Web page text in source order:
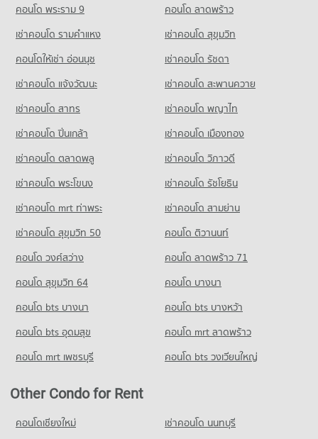
0 properties for rent
Condo for Sale near Ramkhamhaeng 106
2 properties for sale
Condo Ramkhamhaeng 129/4
PROJECT_COUNT
Condo for Rent near Ramkhamhaeng 129/4
3 properties for sale
Condo Ramkhamhaeng 108
PROJECT_COUNT
Condo for Rent near Ramkhamhaeng 108
2 properties for rent
Condo for Sale near Ramkhamhaeng 108
Condo Ramkhamhaeng 100
Condo for Rent near Ramkhamhaeng 100
0 properties for rent
2 properties for sale
Condo Ramkhamhaeng 110
คอนโด พระราม 9
คอนโด ลาดพร้าว
เช่าคอนโด รามคําแหง
เช่าคอนโด สุขุมวิท
คอนโดให้เช่า อ่อนนุช
เช่าคอนโด รัชดา
เช่าคอนโด แจ้งวัฒนะ
เช่าคอนโด สะพานควาย
เช่าคอนโด สาทร
เช่าคอนโด พญาไท
เช่าคอนโด ปิ่นเกล้า
เช่าคอนโด เมืองทอง
เช่าคอนโด ตลาดพลู
เช่าคอนโด วิภาวดี
เช่าคอนโด พระโขนง
เช่าคอนโด รัชโยธิน
เช่าคอนโด mrt ท่าพระ
เช่าคอนโด สามย่าน
เช่าคอนโด สุขุมวิท 50
คอนโด ติวานนท์
คอนโด วงศ์สว่าง
คอนโด ลาดพร้าว 71
คอนโด สุขุมวิท 64
คอนโด บางนา
คอนโด bts บางนา
คอนโด bts บางหว้า
คอนโด bts อุดมสุข
คอนโด mrt ลาดพร้าว
คอนโด mrt เพชรบุรี
คอนโด bts วงเวียนใหญ่
Other Condo for Rent
คอนโดเชียงใหม่
เช่าคอนโด นนทบุรี